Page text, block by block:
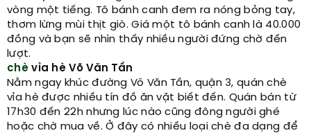
vòng một tiếng. Tô bánh canh đem ra nóng bỏng tay,
thơm lừng mùi thịt giò. Giá một tô bánh canh là 40.000
đồng và bạn sẽ nhìn thấy nhiều người đứng chờ đến
lượt.
chèvỉa hè Võ Văn Tần
Nằm ngay khúc đường Võ Văn Tần, quận 3, quán chè
vỉa hè được nhiều tín đồ ăn vặt biết đến. Quán bán từ
17h30 đến 22h nhưng lúc nào cũng đông người ghé
hoặc chờ mua về. Ở đây có nhiều loại chè đa dạng để